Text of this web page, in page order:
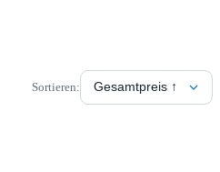
Sortieren: